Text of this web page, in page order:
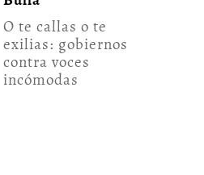
O te callas o te
exilias: gobiernos
contra voces
incómodas